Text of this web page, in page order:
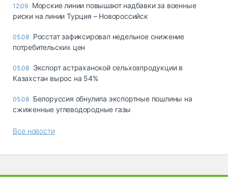
12:09 Морские линии повышают надбавки за военные
риски на линии Турция – Новороссийск
05.08 Росстат зафиксировал недельное снижение
потребительских цен
05.08 Экспорт астраханской сельхозпродукции в
Казахстан вырос на 54%
05.08 Белоруссия обнулила экспортные пошлины на
сжиженные углеводородные газы
Все новости